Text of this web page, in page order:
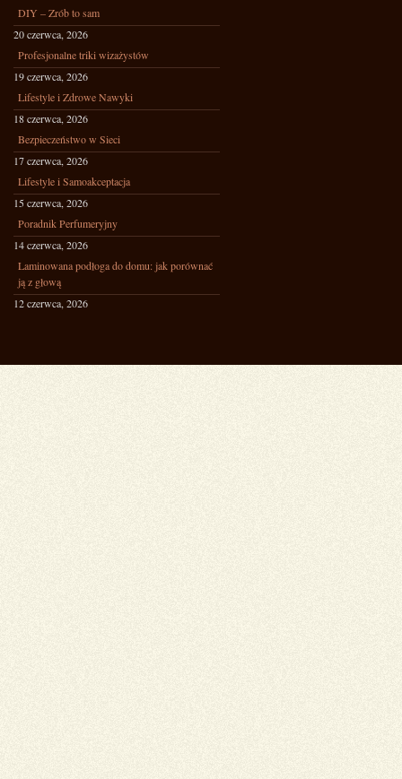
DIY – Zrób to sam
20 czerwca, 2026
Profesjonalne triki wizażystów
19 czerwca, 2026
Lifestyle i Zdrowe Nawyki
18 czerwca, 2026
Bezpieczeństwo w Sieci
17 czerwca, 2026
Lifestyle i Samoakceptacja
15 czerwca, 2026
Poradnik Perfumeryjny
14 czerwca, 2026
Laminowana podłoga do domu: jak porównać
ją z głową
12 czerwca, 2026